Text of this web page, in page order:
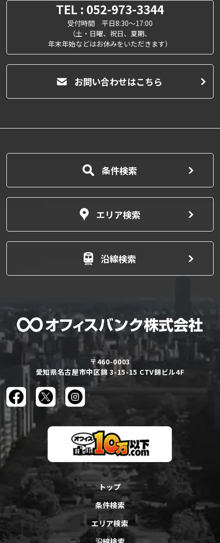
TEL : 052-973-3344
受付時間 平日8:30～17:00
（土・日曜、祝日、夏期、
年末年始などはお休みをいただきます）
お問い合わせはこちら
条件検索
エリア検索
沿線検索
〒460-0003
愛知県名古屋市中区錦 3-15-15 CTV錦ビル4F
トップ
条件検索
エリア検索